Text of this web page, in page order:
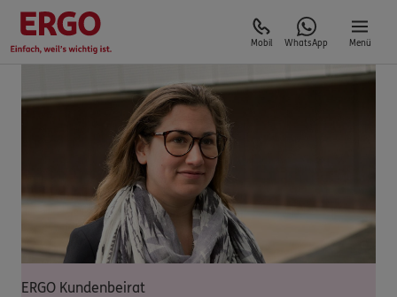
Mobil WhatsApp Menü
ERGO Kundenbeirat